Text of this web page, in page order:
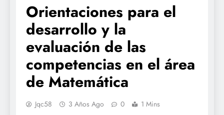
Orientaciones para el
desarrollo y la
evaluación de las
competencias en el área
de Matemática
Jqc58 3 Años Ago 0 1 Mins